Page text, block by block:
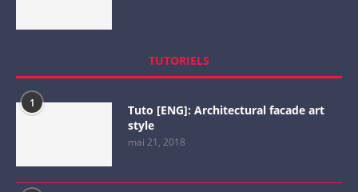
TUTORIELS
1
Tuto [ENG]: Architectural facade art
style
mai 21, 2018